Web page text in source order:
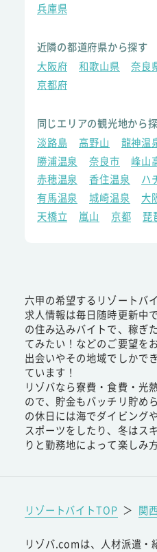
兵庫県
近隣の都道府県から探す
大阪府
和歌山県 奈良
京都府
同じエリアの観光地から
淡路島
高野山 龍神温
勝浦温泉
奈良市 峰山
赤穂温泉
香住温泉 ハ
有馬温泉
城崎温泉 大
天橋立
嵐山 京都 琵
六甲の希望するリゾートバ
求人情報は毎日随時更新中
の住み込みバイトで、稼ぎ
てみたい！などのご要望を
出会いやその地域でしかで
ています！
リゾバなら寮費・食費・光
ので、貯金もバッチリ貯め
の休日には海でダイビング
スポーツをしたり、冬はス
りと勤務地によって楽しみ
リゾートバイトTOP ＞ 関
リゾバ.comは、人材派遣・